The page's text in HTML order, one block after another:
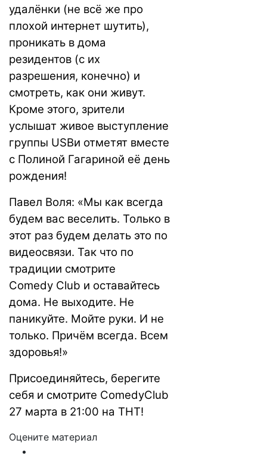
удалёнки (не всё же про
плохой интернет шутить),
проникать в дома
резидентов (с их
разрешения, конечно) и
смотреть, как они живут.
Кроме этого, зрители
услышат живое выступление
группы USBи отметят вместе
с Полиной Гагариной её день
рождения!
Павел Воля: «Мы как всегда
будем вас веселить. Только в
этот раз будем делать это по
видеосвязи. Так что по
традиции смотрите
Comedy Club и оставайтесь
дома. Не выходите. Не
паникуйте. Мойте руки. И не
только. Причём всегда. Всем
здоровья!»
Присоединяйтесь, берегите
себя и смотрите ComedyClub
27 марта в 21:00 на ТНТ!
Оцените материал